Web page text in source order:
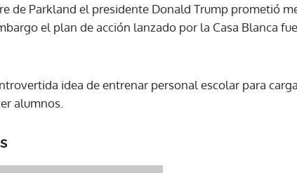
de Parkland el presidente Donald Trump prometió
el plan de acción lanzado por la Casa Blanca
idea de entrenar personal escolar para
alumnos.